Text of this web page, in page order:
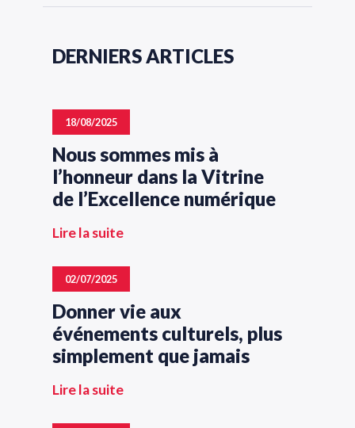
DERNIERS ARTICLES
18/08/2025
Nous sommes mis à
l’honneur dans la Vitrine
de l’Excellence numérique
Lire la suite
02/07/2025
Donner vie aux
événements culturels, plus
simplement que jamais
Lire la suite